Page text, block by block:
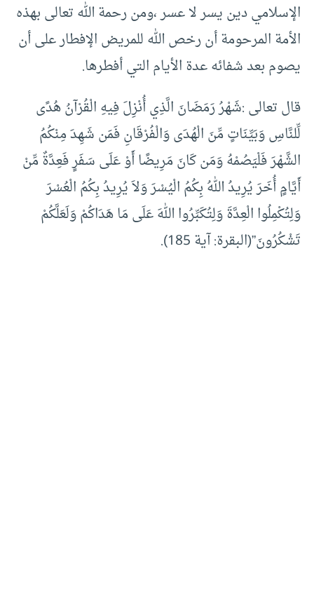
الإسلامي دين يسر لا عسر ،ومن رحمة الله تعالى بهذه
الأمة المرحومة أن رخص الله للمريض الإفطار على أن
يصوم بعد شفائه عدة الأيام التي أفطرها.
قال تعالى :شَهْرُ رَمَضَانَ الَّذِي أُنْزِلَ فِيهِ الْقُرْآنُ هُدًى
لِّلنَّاسِ وَبَيِّنَاتٍ مِّنَ الْهُدَى وَالْفُرْقَانِ فَمَن شَهِدَ مِنْكُمُ
الشَّهْرَ فَلْيَصُمْهُ وَمَن كَانَ مَرِيضًا أَوْ عَلَى سَفَرٍ فَعِدَّةٌ مِّنْ
أَيَّامٍ أُخَرَ يُرِيدُ اللهُ بِكُمُ الْيُسْرَ وَلاَ يُرِيدُ بِكُمُ الْعُسْرَ
وَلِتُكْمِلُوا الْعِدَّةَ وَلِتُكَبِّرُوا اللهَ عَلَى مَا هَدَاكُمْ وَلَعَلَّكُمْ
تَشْكُرُونَ”(البقرة: آية 185).